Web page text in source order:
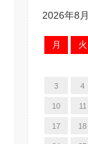
2026年8月
月 火
3 4
10 11
17 18